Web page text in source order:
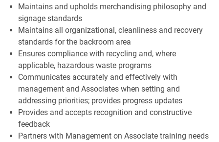
Maintains and upholds merchandising philosophy and
signage standards
Maintains all organizational, cleanliness and recovery
standards for the backroom area
Ensures compliance with recycling and, where
applicable, hazardous waste programs
Communicates accurately and effectively with
management and Associates when setting and
addressing priorities; provides progress updates
Provides and accepts recognition and constructive
feedback
Partners with Management on Associate training needs